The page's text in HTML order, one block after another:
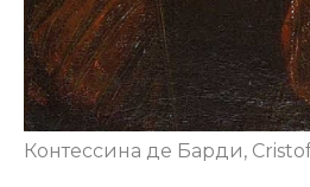
Контессина де Барди,